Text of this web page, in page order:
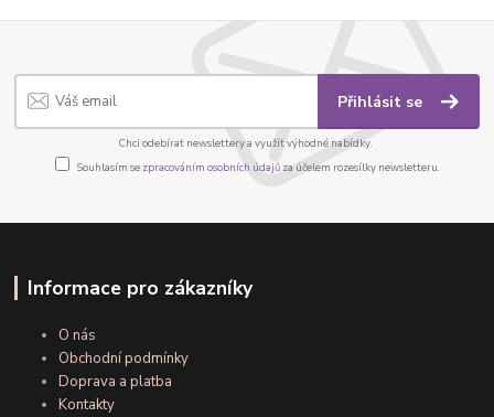
Přihlásit se
Chci odebírat newslettery a využít výhodné nabídky.
Souhlasím se zpracováním osobních údajůza účelem rozesílky newsletteru.
Informace pro zákazníky
O nás
Obchodní podmínky
Doprava a platba
Kontakty